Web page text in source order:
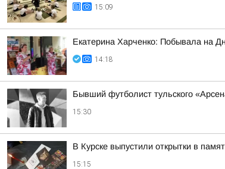
15:09
Екатерина Харченко: Побывала на
14:18
Бывший футболист тульского
15:30
В Курске выпустили открытки в
15:15